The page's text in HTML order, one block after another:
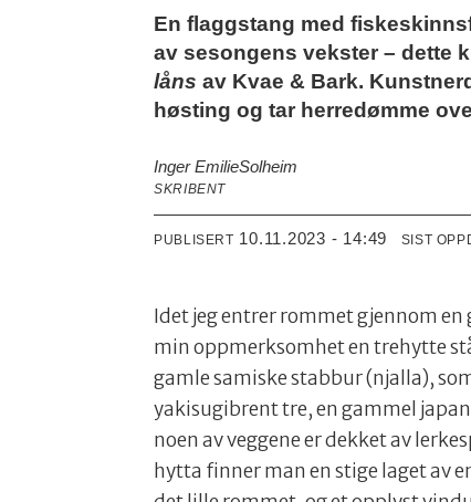
En flaggstang med
av sesongens vekster – dette
låns av Kvae & Bark.
høsting og tar herredømme
Inger EmilieSolheim
SKRIBENT
PUBLISERT 10.11.2023 - 14:49 SIST
Idet jeg entrer rommet gjennom
min oppmerksomhet en trehytte
gamle samiske stabbur (njalla),
yakisugibrent tre, en gammel
noen av veggene er dekket av
hytta finner man en stige laget av